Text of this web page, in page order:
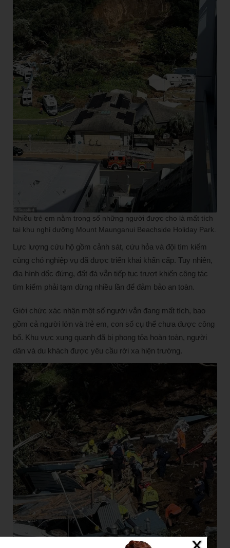
Nhiều trẻ em nằm trong số những người được cho là mất tích
tại khu nghỉ dưỡng Mount Maunganui Beachside Holiday Park.
Lực lượng cứu hộ gồm cảnh sát, cứu hỏa và đội tìm kiếm
cùng chó nghiệp vụ đã được triển khai khẩn cấp. Tuy nhiên,
địa hình dốc đứng, đất đá vẫn tiếp tục trượt khiến công tác
tìm kiếm phải tạm dừng nhiều lần để đảm bảo an toàn.
Giới chức xác nhận một số người vẫn đang mất tích, bao
gồm cả người lớn và trẻ em, con số cụ thể chưa được công
bố. Khu vực xung quanh đã bị phong tỏa hoàn toàn, người
dân và du khách được yêu cầu rời xa hiện trường.